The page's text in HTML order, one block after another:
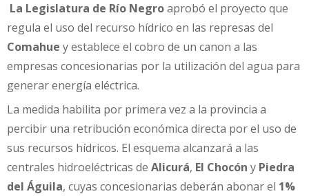
La Legislatura de Río Negroaprobó el proyecto que
regula el uso del recurso hídrico en las represas del
Comahue y establece el cobro de un canon a las
empresas concesionarias por la utilización del agua para
generar energía eléctrica.
La medida habilita por primera vez a la provincia a
percibir una retribución económica directa por el uso de
sus recursos hídricos. El esquema alcanzará a las
centrales hidroeléctricas de Alicurá, El Chocón y Piedra
del Águila, cuyas concesionarias deberán abonar el 1%